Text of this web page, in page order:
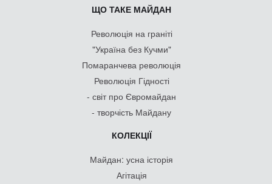
ЩО ТАКЕ МАЙДАН
Революція на граніті
"Україна без Кучми"
Помаранчева революція
Революція Гідності
- світ про Євромайдан
- творчість Майдану
КОЛЕКЦІЇ
Майдан: усна історія
Агітація